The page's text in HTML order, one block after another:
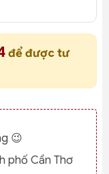
để được tư
😉
phố Cần Thơ